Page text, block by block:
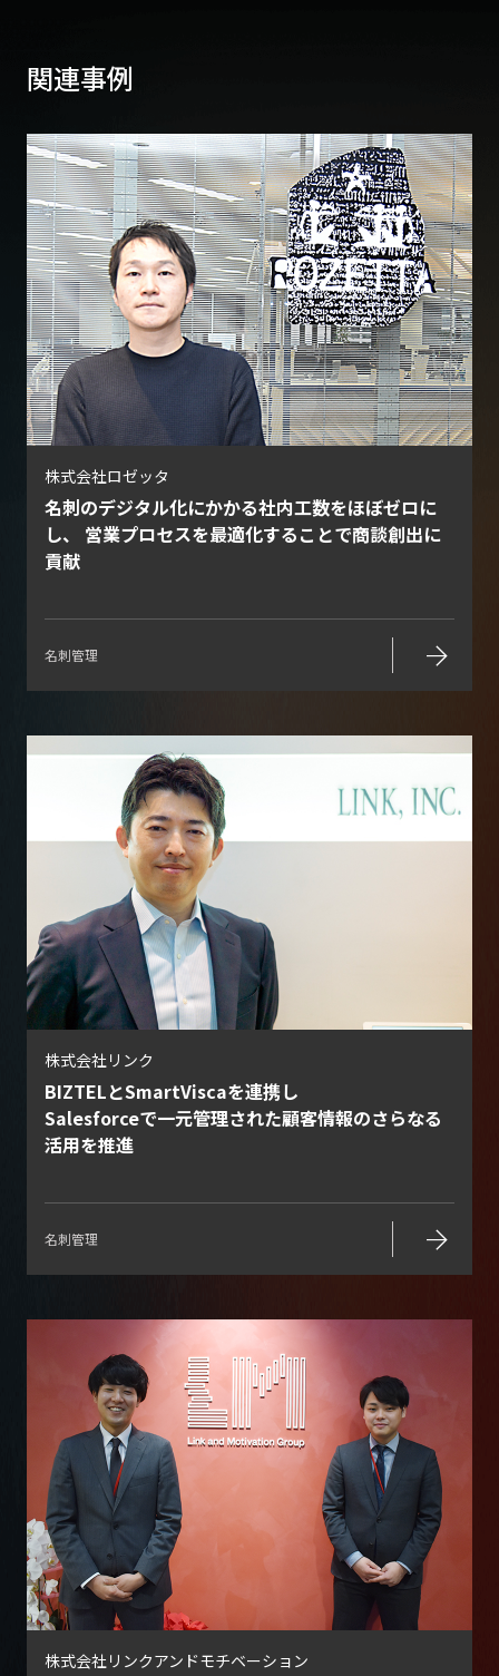
関連事例
株式会社ロゼッタ
名刺のデジタル化にかかる社内工数をほぼゼロに
し、 営業プロセスを最適化することで商談創出に
貢献
名刺管理 arrow_forward
株式会社リンク
BIZTELとSmartViscaを連携し
Salesforceで一元管理された顧客情報のさらなる
活用を推進
名刺管理 arrow_forward
株式会社リンクアンドモチベーション